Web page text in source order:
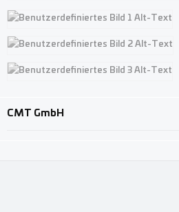
Benutzerdefiniertes Bild 1
Benutzerdefiniertes Bild 2
CMT GmbH